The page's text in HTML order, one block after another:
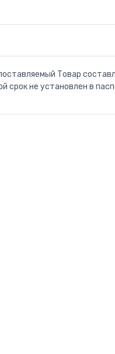
Товар
срок не установлен в